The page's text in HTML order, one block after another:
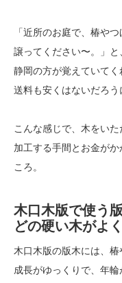
「近所のお庭で、椿や
譲ってください〜。」
静岡の方が覚えていてく
送料も安くはないだろう
こんな感じで、木をい
加工する手間とお金が
ころ。
木口木版で使う
どの硬い木がよ
木口木版の版木には、椿
成長がゆっくりで、年輪